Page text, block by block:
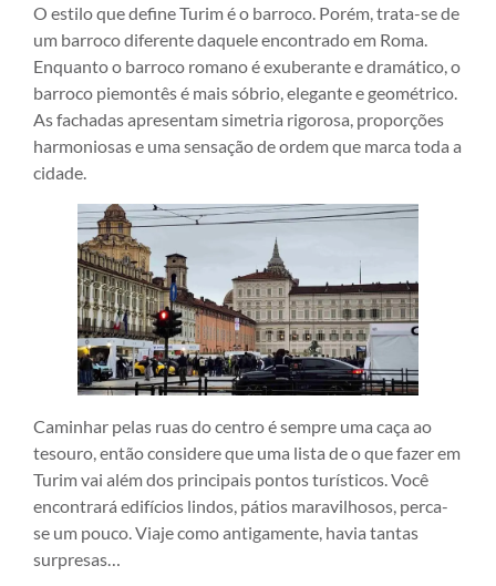
O estilo que define Turim é o barroco. Porém, trata-se de
um barroco diferente daquele encontrado em Roma.
Enquanto o barroco romano é exuberante e dramático, o
barroco piemontês é mais sóbrio, elegante e geométrico.
As fachadas apresentam simetria rigorosa, proporções
harmoniosas e uma sensação de ordem que marca toda a
cidade.
Caminhar pelas ruas do centro é sempre uma caça ao
tesouro, então considere que uma lista de o que fazer em
Turim vai além dos principais pontos turísticos. Você
encontrará edifícios lindos, pátios maravilhosos, perca-
se um pouco. Viaje como antigamente, havia tantas
surpresas…